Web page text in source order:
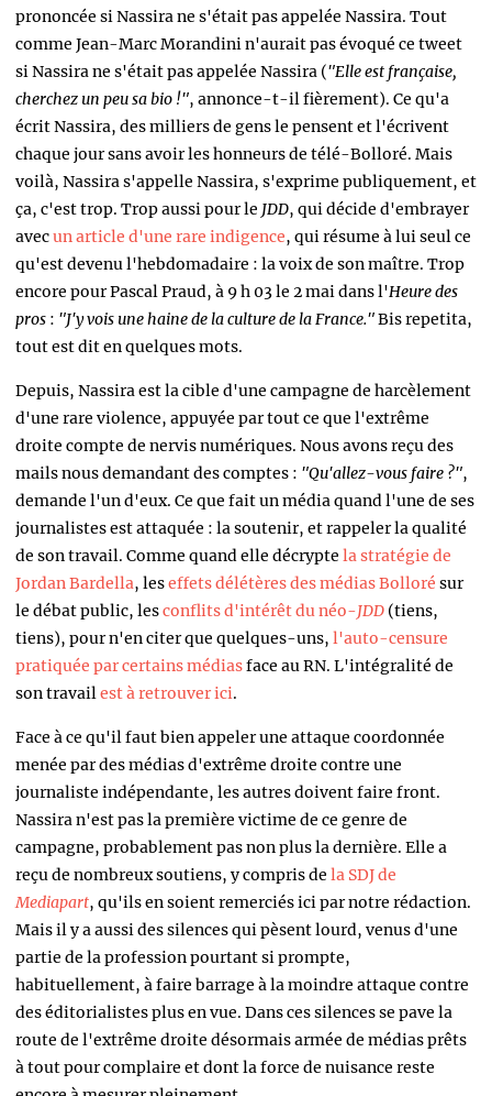
prononcée si Nassira ne s'était pas appelée Nassira. Tout
comme Jean-Marc Morandini n'aurait pas évoqué ce tweet
si Nassira ne s'était pas appelée Nassira ("Elle est française,
cherchez un peu sa bio !", annonce-t-il fièrement). Ce qu'a
écrit Nassira, des milliers de gens le pensent et l'écrivent
chaque jour sans avoir les honneurs de télé-Bolloré. Mais
voilà, Nassira s'appelle Nassira, s'exprime publiquement, et
ça, c'est trop. Trop aussi pour le JDD, qui décide d'embrayer
avecun article d'une rare indigence, qui résume à lui seul ce
qu'est devenu l'hebdomadaire : la voix de son maître. Trop
encore pour Pascal Praud, à 9 h 03 le 2 mai dans l'Heure des
pros : "J'y vois une haine de la culture de la France."Bis repetita,
tout est dit en quelques mots.
Depuis, Nassira est la cible d'une campagne de harcèlement
d'une rare violence, appuyée par tout ce que l'extrême
droite compte de nervis numériques. Nous avons reçu des
mails nous demandant des comptes : "Qu'allez-vous faire ?",
demande l'un d'eux. Ce que fait un média quand l'une de ses
journalistes est attaquée : la soutenir, et rappeler la qualité
de son travail. Comme quand elle décrypte la stratégie de
Jordan Bardella, leseffets délétères des médias Bolloré sur
le débat public, lesconflits d'intérêt du néo-JDD (tiens,
tiens), pour n'en citer que quelques-uns, l'auto-censure
pratiquée par certains médiasface au RN. L'intégralité de
son travailest à retrouver ici.
Face à ce qu'il faut bien appeler une attaque coordonnée
menée par des médias d'extrême droite contre une
journaliste indépendante, les autres doivent faire front.
Nassira n'est pas la première victime de ce genre de
campagne, probablement pas non plus la dernière. Elle a
reçu de nombreux soutiens, y compris de la SDJ de
Mediapart, qu'ils en soient remerciés ici par notre rédaction.
Mais il y a aussi des silences qui pèsent lourd, venus d'une
partie de la profession pourtant si prompte,
habituellement, à faire barrage à la moindre attaque contre
des éditorialistes plus en vue. Dans ces silences se pave la
route de l'extrême droite désormais armée de médias prêts
à tout pour complaire et dont la force de nuisance reste